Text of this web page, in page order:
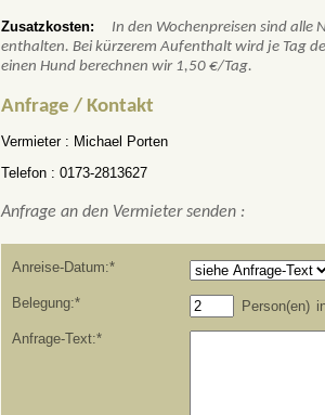
Zusatzkosten:
In den Wochenpreisen sind alle
enthalten. Bei kürzerem Aufenthalt wird je Tag
einen Hund berechnen wir 1,50 €/Tag.
Anfrage / Kontakt
Vermieter : Michael Porten
Telefon : 0173-2813627
Anfrage an den Vermieter senden :
Anreise-Datum:*
Belegung:*
Person(en)
Anfrage-Text:*